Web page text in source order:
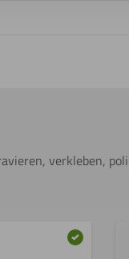
verkleben,